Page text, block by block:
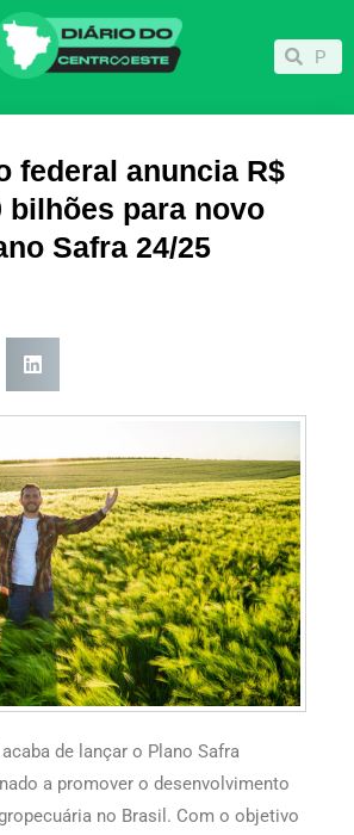
Pesquisar
federal anuncia R$
bilhões para novo
Safra 24/25
de lançar o Plano Safra
a promover o desenvolvimento
no Brasil. Com o objetivo